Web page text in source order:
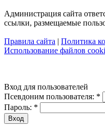
Администрация сайта
ссылки, размещаемые
Правила сайта | Политика
Использование файлов
Вход для пользователей
Псевдоним пользователя: *
Пароль: *